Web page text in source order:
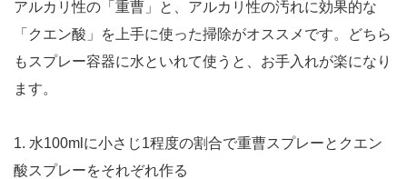
アルカリ性の「重曹」と、アルカリ性の汚れに効果的な
「クエン酸」を上手に使った掃除がオススメです。どちら
もスプレー容器に水といれて使うと、お手入れが楽になり
ます。
1. 水100mlに小さじ1程度の割合で重曹スプレーとクエン
酸スプレーをそれぞれ作る